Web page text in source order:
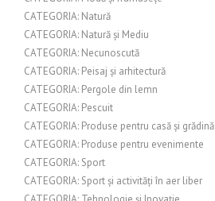
CATEGORIA: Natură
CATEGORIA: Natură și Mediu
CATEGORIA: Necunoscută
CATEGORIA: Peisaj și arhitectură
CATEGORIA: Pergole din lemn
CATEGORIA: Pescuit
CATEGORIA: Produse pentru casă și grădină
CATEGORIA: Produse pentru evenimente
CATEGORIA: Sport
CATEGORIA: Sport și activități în aer liber